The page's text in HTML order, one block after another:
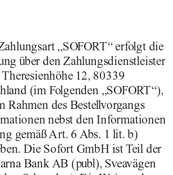
„SOFORT“ erfolgt die
über den Zahlungsdienstleister
12, 80339
(im Folgenden „SOFORT“),
Rahmen des Bestellvorgangs
nebst den Informationen
gemäß Art. 6 Abs. 1 lit. b)
Die Sofort GmbH ist Teil der
Bank AB (publ), Sveavägen